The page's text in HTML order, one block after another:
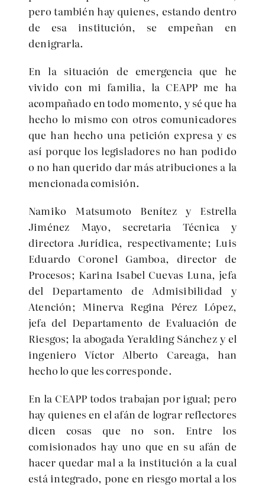
pero también hay quienes, estando dentro
de esa institución, se empeñan en
denigrarla.
En la situación de emergencia que he
vivido con mi familia, la CEAPP me ha
acompañado en todo momento, y sé que ha
hecho lo mismo con otros comunicadores
que han hecho una petición expresa y es
así porque los legisladores no han podido
o no han querido dar más atribuciones a la
mencionada comisión.
Namiko Matsumoto Benítez y Estrella
Jiménez Mayo, secretaria Técnica y
directora Jurídica, respectivamente; Luis
Eduardo Coronel Gamboa, director de
Procesos; Karina Isabel Cuevas Luna, jefa
del Departamento de Admisibilidad y
Atención; Minerva Regina Pérez López,
jefa del Departamento de Evaluación de
Riesgos; la abogada Yeralding Sánchez y el
ingeniero Víctor Alberto Careaga, han
hecho lo que les corresponde.
En la CEAPP todos trabajan por igual; pero
hay quienes en el afán de lograr reflectores
dicen cosas que no son. Entre los
comisionados hay uno que en su afán de
hacer quedar mal a la institución a la cual
está integrado, pone en riesgo mortal a los